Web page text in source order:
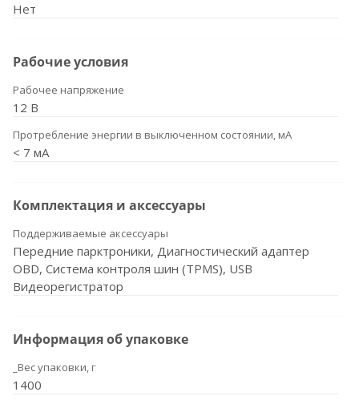
Нет
Рабочие условия
Рабочее напряжение
12 В
Протребление энергии в выключенном состоянии, мА
< 7 мА
Комплектация и аксессуары
Поддерживаемые аксессуары
Передние парктроники, Диагностический адаптер
OBD, Система контроля шин (TPMS), USB
Видеорегистратор
Информация об упаковке
_Вес упаковки, г
1400